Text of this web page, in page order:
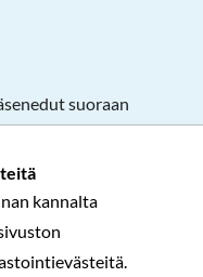
kannalta
suoraan
Tilaa